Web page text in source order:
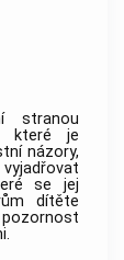
stranou
které je
názory,
se jej
dítěte